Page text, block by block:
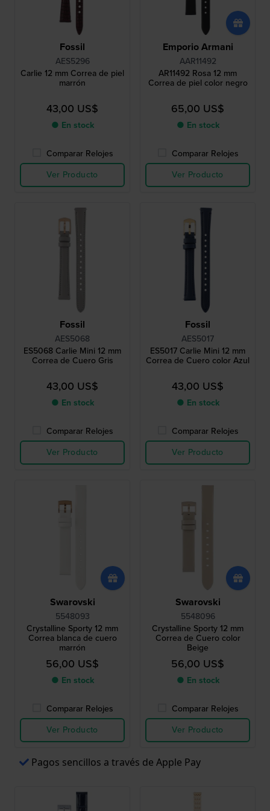
Fossil
AES5296
Carlie 12 mm Correa de piel
marrón
43,00 US$
● En stock
Comparar Relojes
Ver Producto
Emporio Armani
AAR11492
AR11492 Rosa 12 mm
Correa de piel color negro
65,00 US$
● En stock
Comparar Relojes
Ver Producto
Fossil
AES5068
ES5068 Carlie Mini 12 mm
Correa de Cuero Gris
43,00 US$
● En stock
Comparar Relojes
Ver Producto
Fossil
AES5017
ES5017 Carlie Mini 12 mm
Correa de Cuero color Azul
43,00 US$
● En stock
Comparar Relojes
Ver Producto
Swarovski
5548093
Crystalline Sporty 12 mm
Correa blanca de cuero
marrón
56,00 US$
● En stock
Comparar Relojes
Ver Producto
Swarovski
5548096
Crystalline Sporty 12 mm
Correa de Cuero color
Beige
56,00 US$
● En stock
Comparar Relojes
Ver Producto
Pagos sencillos a través de Apple Pay